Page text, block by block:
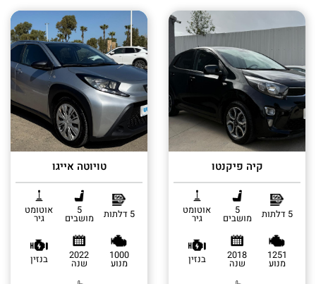
קיה פיקנטו
5 דלתות 5
מושבים
אוטומט
גיר
1251
מנוע
2018
שנה בנזין
טויוטה אייגו
5 דלתות 5
מושבים
אוטומט
גיר
1000
מנוע
2022
שנה בנזין